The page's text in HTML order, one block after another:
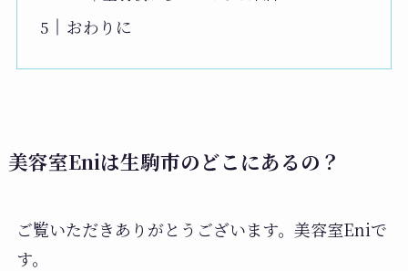
おわりに
美容室Eniは生駒市のどこにあるの？
ご覧いただきありがとうございます。美容室Eniで
す。